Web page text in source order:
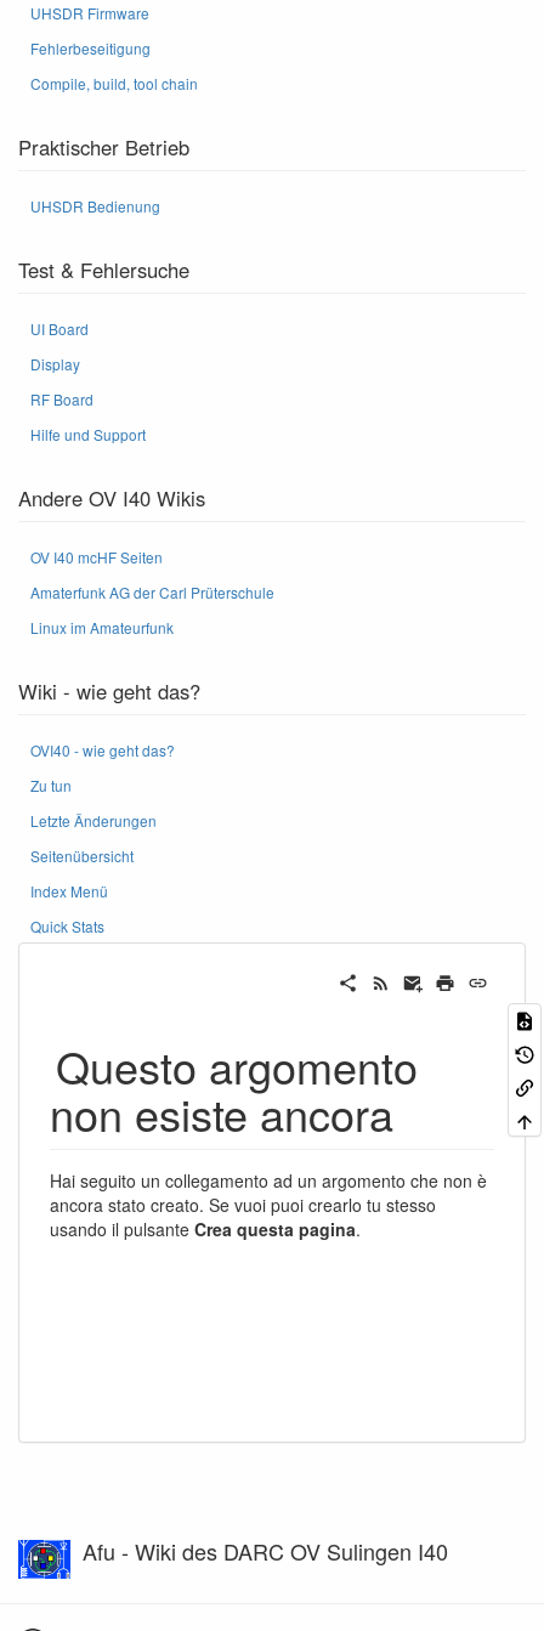
UHSDR Firmware
Fehlerbeseitigung
Compile, build, tool chain
Praktischer Betrieb
UHSDR Bedienung
Test & Fehlersuche
UI Board
Display
RF Board
Hilfe und Support
Andere OV I40 Wikis
OV I40 mcHF Seiten
Amaterfunk AG der Carl Prüterschule
Linux im Amateurfunk
Wiki - wie geht das?
OVI40 - wie geht das?
Zu tun
Letzte Änderungen
Seitenübersicht
Index Menü
Quick Stats
Questo argomento
non esiste ancora
Hai seguito un collegamento ad un argomento che non è
ancora stato creato. Se vuoi puoi crearlo tu stesso
usando il pulsante Crea questa pagina.
Afu - Wiki des DARC OV Sulingen I40